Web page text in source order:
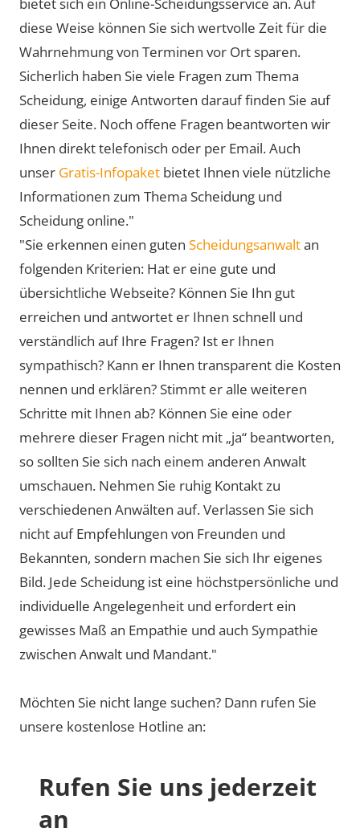
diese Weise können Sie sich wertvolle Zeit für die
Wahrnehmung von Terminen vor Ort sparen.
Sicherlich haben Sie viele Fragen zum Thema
Scheidung, einige Antworten darauf finden Sie auf
dieser Seite. Noch offene Fragen beantworten wir
Ihnen direkt telefonisch oder per Email. Auch
unser Gratis-Infopaket bietet Ihnen viele nützliche
Informationen zum Thema Scheidung und
Scheidung online."
"Sie erkennen einen guten Scheidungsanwaltan
folgenden Kriterien: Hat er eine gute und
übersichtliche Webseite? Können Sie Ihn gut
erreichen und antwortet er Ihnen schnell und
verständlich auf Ihre Fragen? Ist er Ihnen
sympathisch? Kann er Ihnen transparent die Kosten
nennen und erklären? Stimmt er alle weiteren
Schritte mit Ihnen ab? Können Sie eine oder
mehrere dieser Fragen nicht mit „ja“ beantworten,
so sollten Sie sich nach einem anderen Anwalt
umschauen. Nehmen Sie ruhig Kontakt zu
verschiedenen Anwälten auf. Verlassen Sie sich
nicht auf Empfehlungen von Freunden und
Bekannten, sondern machen Sie sich Ihr eigenes
Bild. Jede Scheidung ist eine höchstpersönliche und
individuelle Angelegenheit und erfordert ein
gewisses Maß an Empathie und auch Sympathie
zwischen Anwalt und Mandant."
Möchten Sie nicht lange suchen? Dann rufen Sie
unsere kostenlose Hotline an:
Rufen Sie uns jederzeit
an